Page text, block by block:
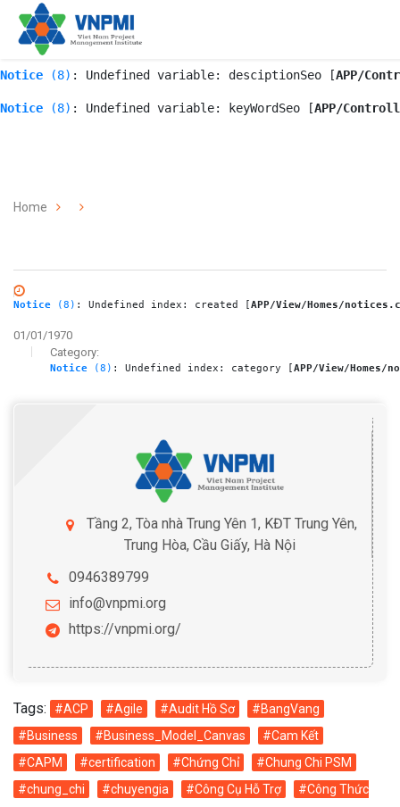
Notice (8)
Notice (8): Undefined variable: titleSeo [
Notice (8) : Undefined variable: desciptionSeo [APP/
Notice (8) : Undefined variable: keyWordSeo [APP/
Home
Notice (8) : Undefined index: created [APP/View/Homes/
01/01/1970
Category:
Notice (8) : Undefined index: category [APP/View/Homes/
Tầng 2, Tòa nhà Trung Yên 1, KĐT Trung Yên,
Trung Hòa, Cầu Giấy, Hà Nội
0946389799
info@vnpmi.org
https://vnpmi.org/
Tags: #ACP #Agile #Audit Hồ Sơ
#BangVang
#Business
#Business_Model_Canvas
#Cam Kết
#CAPM
#certification #Chứng Chỉ
#Chung Chi PSM
#chung_chi
#chuyengia #Công Cụ Hỗ Trợ
#Công Thức